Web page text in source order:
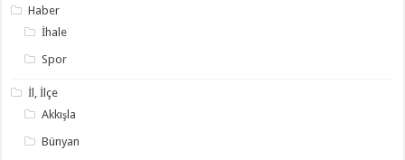
Haber
İhale
Spor
İl, İlçe
Akkışla
Bünyan